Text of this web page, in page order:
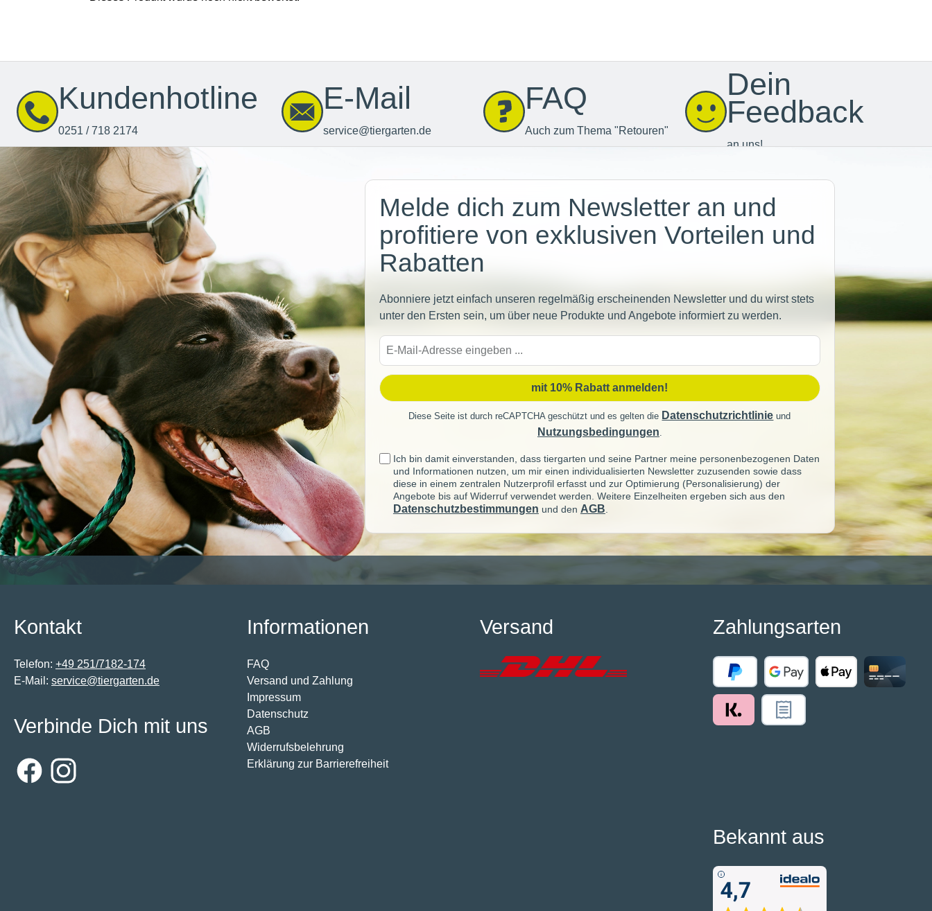
Kundenhotline
0251 / 718 2174
E-Mail
service@tiergarten.de
FAQ
Auch zum Thema "Retouren"
Dein
Feedback
an uns!
Melde dich zum Newsletter an und
profitiere von exklusiven Vorteilen und
Rabatten
Abonniere jetzt einfach unseren regelmäßig erscheinenden Newsletter und du wirst stets
unter den Ersten sein, um über neue Produkte und Angebote informiert zu werden.
Adresse
mit 10% Rabatt anmelden!
Diese Seite ist durch reCAPTCHA geschützt und es gelten die Datenschutzrichtlinie und
Nutzungsbedingungen.
Ich bin damit einverstanden, dass tiergarten und seine Partner meine personenbezogenen Daten
und Informationen nutzen, um mir einen individualisierten Newsletter zuzusenden sowie dass
diese in einem zentralen Nutzerprofil erfasst und zur Optimierung (Personalisierung) der
Angebote bis auf Widerruf verwendet werden. Weitere Einzelheiten ergeben sich aus den
Datenschutzbestimmungen und den AGB
Kontakt
Telefon: +49 251/7182-174
E-Mail: service@tiergarten.de
Informationen
FAQ
Versand und Zahlung
Impressum
Datenschutz
AGB
Widerrufsbelehrung
Erklärung zur Barrierefreiheit
Versand Zahlungsarten
Verbinde Dich mit uns
FacebookInstagram
Bekannt aus